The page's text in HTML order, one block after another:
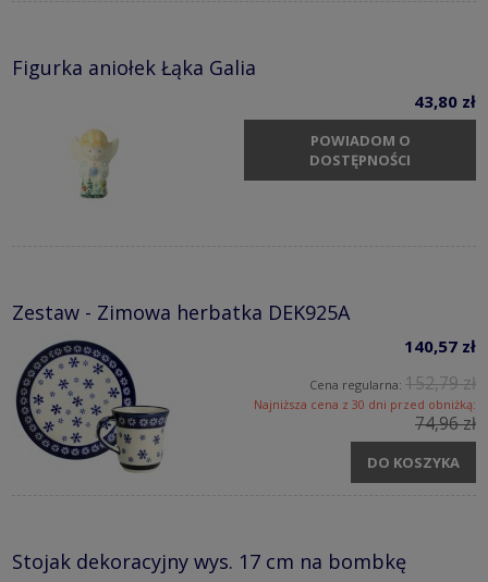
Figurka aniołek Łąka Galia
43,80 zł
POWIADOM O
DOSTĘPNOŚCI
Zestaw - Zimowa herbatka DEK925A
140,57 zł
Cena regularna: 152,79 zł
Najniższa cena z 30 dni przed obniżką:
74,96 zł
DO KOSZYKA
Stojak dekoracyjny wys. 17 cm na bombkę